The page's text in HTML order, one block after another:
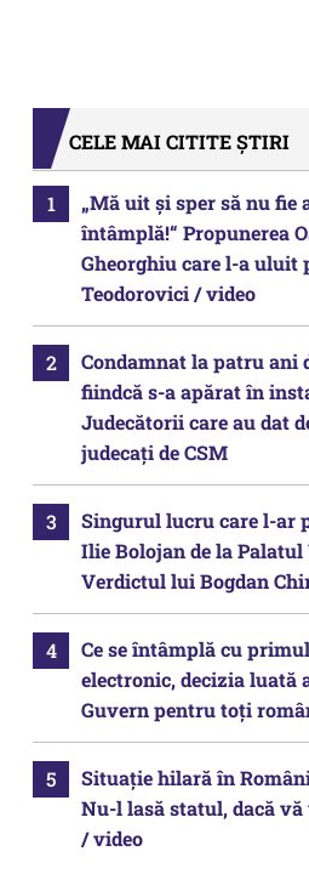
CELE MAI CITITE ȘTIRI
„Mă uit și sper să nu fie
întâmplă!“ Propunerea
Gheorghiu care l-a uluit
Teodorovici / video
Condamnat la patru ani
fiindcă s-a apărat în
Judecătorii care au dat
judecați de CSM
Singurul lucru care l-ar
Ilie Bolojan de la
Verdictul lui Bogdan
Ce se întâmplă cu
electronic, decizia luată
Guvern pentru toți
Situație hilară în
Nu-l lasă statul, dacă vă
/ video